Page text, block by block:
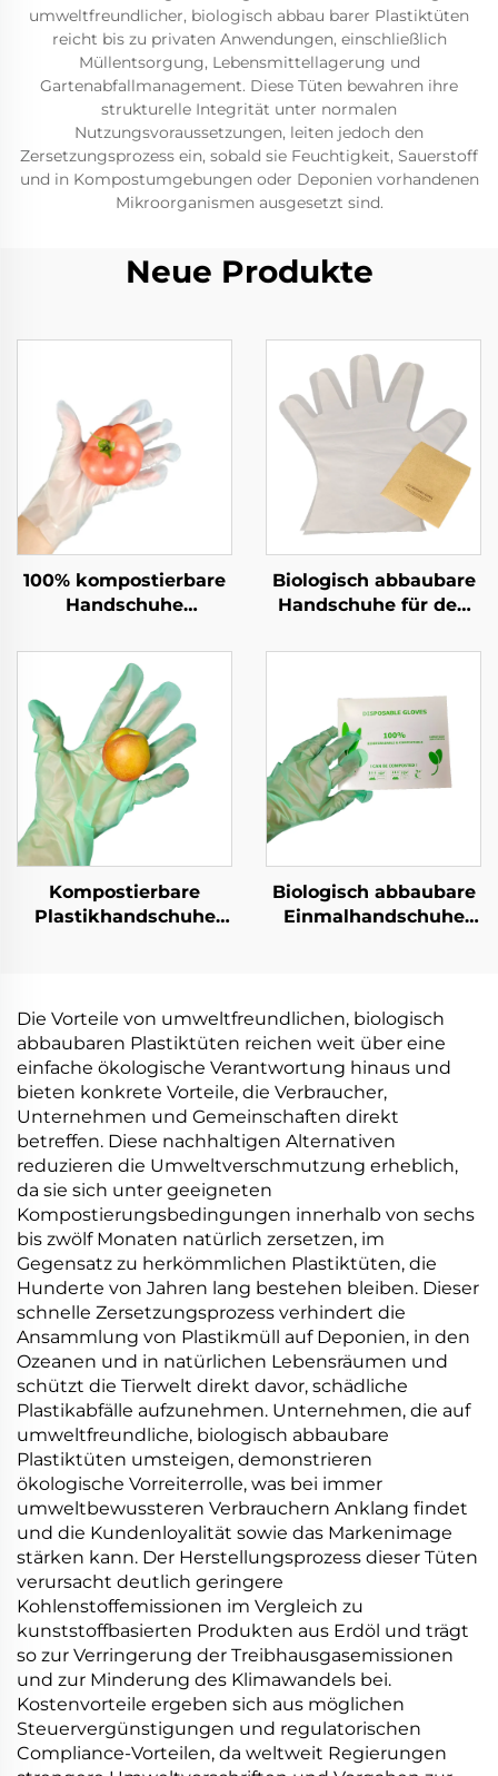
umweltfreundlicher, biologisch abbau barer Plastiktüten
reicht bis zu privaten Anwendungen, einschließlich
Müllentsorgung, Lebensmittellagerung und
Gartenabfallmanagement. Diese Tüten bewahren ihre
strukturelle Integrität unter normalen
Nutzungsvoraussetzungen, leiten jedoch den
Zersetzungsprozess ein, sobald sie Feuchtigkeit, Sauerstoff
und in Kompostumgebungen oder Deponien vorhandenen
Mikroorganismen ausgesetzt sind.
Neue Produkte
100% kompostierbare
Handschuhe
kompostierbar aus
PLA PBAT Maisstärke-
Material
Biologisch abbaubare
Handschuhe für den
kompostierbar aus
Material
Kompostierbare
Plastikhandschuhe
Material
Biologisch abbaubare
Einmalhandschuhe
Material
Die Vorteile von umweltfreundlichen, biologisch
abbaubaren Plastiktüten reichen weit über eine
einfache ökologische Verantwortung hinaus und
bieten konkrete Vorteile, die Verbraucher,
Unternehmen und Gemeinschaften direkt
betreffen. Diese nachhaltigen Alternativen
reduzieren die Umweltverschmutzung erheblich,
da sie sich unter geeigneten
Kompostierungsbedingungen innerhalb von sechs
bis zwölf Monaten natürlich zersetzen, im
Gegensatz zu herkömmlichen Plastiktüten, die
Hunderte von Jahren lang bestehen bleiben. Dieser
schnelle Zersetzungsprozess verhindert die
Ansammlung von Plastikmüll auf Deponien, in den
Ozeanen und in natürlichen Lebensräumen und
schützt die Tierwelt direkt davor, schädliche
Plastikabfälle aufzunehmen. Unternehmen, die auf
umweltfreundliche, biologisch abbaubare
Plastiktüten umsteigen, demonstrieren
ökologische Vorreiterrolle, was bei immer
umweltbewussteren Verbrauchern Anklang findet
und die Kundenloyalität sowie das Markenimage
stärken kann. Der Herstellungsprozess dieser Tüten
verursacht deutlich geringere
Kohlenstoffemissionen im Vergleich zu
kunststoffbasierten Produkten aus Erdöl und trägt
so zur Verringerung der Treibhausgasemissionen
und zur Minderung des Klimawandels bei.
Kostenvorteile ergeben sich aus möglichen
Steuervergünstigungen und regulatorischen
Compliance-Vorteilen, da weltweit Regierungen